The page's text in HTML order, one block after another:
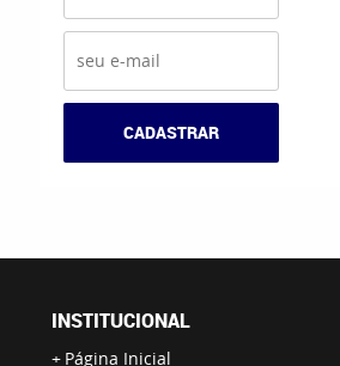
CADASTRAR
INSTITUCIONAL
Página Inicial